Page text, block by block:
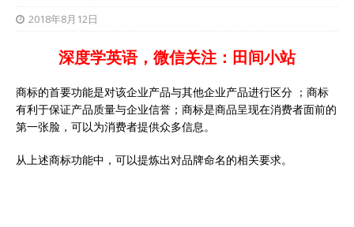
2018年8月12日
深度学英语，微信关注：田间小站
商标的首要功能是对该企业产品与其他企业产品进行区分 ；商标
有利于保证产品质量与企业信誉；商标是商品呈现在消费者面前的
第一张脸，可以为消费者提供众多信息。
从上述商标功能中，可以提炼出对品牌命名的相关要求。